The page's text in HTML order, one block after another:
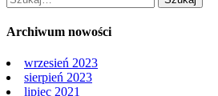
Archiwum nowości
wrzesień 2023
sierpień 2023
lipiec 2021